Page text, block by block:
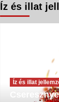
Íz és illat
Íz és illat